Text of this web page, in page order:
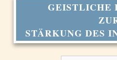
GEISTLICHE
STÄRKUNG DES